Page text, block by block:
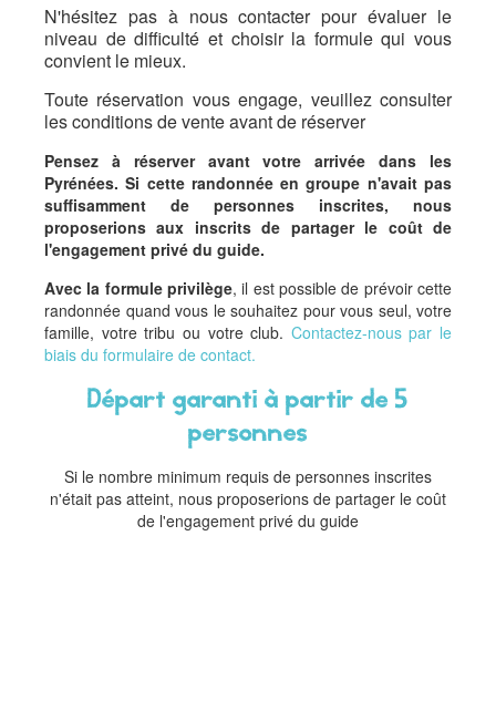
N'hésitez pas à nous contacter pour évaluer le
niveau de difficulté et choisir la formule qui vous
convient le mieux.
Toute réservation vous engage, veuillez consulter
lesconditions de venteavant de réserver
Pensez à réserver avant votre arrivée dans les
Pyrénées. Si cette randonnée en groupe n'avait pas
suffisamment de personnes inscrites, nous
proposerions aux inscrits de partager le coût de
l'engagement privé du guide.
Avec la formule privilège, il est possible de prévoir cette
randonnée quand vous le souhaitez pour vous seul, votre
famille, votre tribu ou votre club. Contactez-nous par le
biais du formulaire de contact.
Départ garanti à partir de 5
personnes
Si le nombre minimum requis de personnes inscrites
n'était pas atteint, nous proposerions de partager le coût
de l'engagement privé du guide